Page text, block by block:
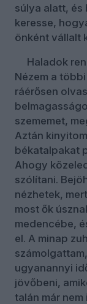
súlya alatt, és
keresse,
önként vállalt
Haladok
Nézem a
ráérősen
szememet,
Aztán
békatalpakat
Ahogy
szólítani.
nézhetek,
most ők
medencébe,
el. A minap
ugyanannyi
jövőbeni,
talán már